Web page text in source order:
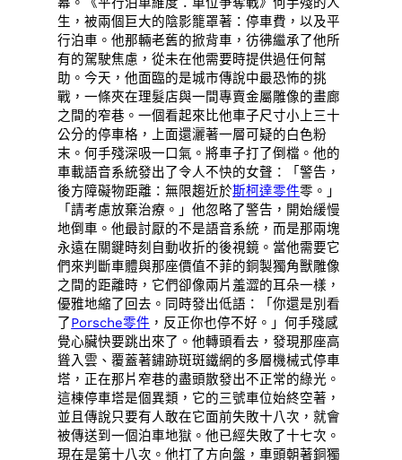
生，被兩個巨大的陰影籠罩著：停車費，以及平
行泊車。他那輛老舊的掀背車，彷彿繼承了他所
有的駕駛焦慮，從未在他需要時提供過任何幫
助。今天，他面臨的是城市傳說中最恐怖的挑
戰，一條夾在理髮店與一間專賣金屬雕像的畫廊
之間的窄巷。一個看起來比他車子尺寸小上三十
公分的停車格，上面還灑著一層可疑的白色粉
末。何手殘深吸一口氣。將車子打了倒檔。他的
車載語音系統發出了令人不快的女聲：「警告，
後方障礙物距離：無限趨近於斯柯達零件零。」
「請考慮放棄治療。」他忽略了警告，開始緩慢
地倒車。他最討厭的不是語音系統，而是那兩塊
永遠在關鍵時刻自動收折的後視鏡。當他需要它
們來判斷車體與那座價值不菲的銅製獨角獸雕像
之間的距離時，它們卻像兩片羞澀的耳朵一樣，
優雅地縮了回去。同時發出低語：「你還是別看
了Porsche零件 ，反正你也停不好。」何手殘感
覺心臟快要跳出來了。他轉頭看去，發現那座高
聳入雲、覆蓋著鏽跡斑斑鐵網的多層機械式停車
塔，正在那片窄巷的盡頭散發出不正常的綠光。
這棟停車塔是個異類，它的三號車位始終空著，
並且傳說只要有人敢在它面前失敗十八次，就會
被傳送到一個泊車地獄。他已經失敗了十七次。
現在是第十八次。他打了方向盤，車頭朝著銅獨